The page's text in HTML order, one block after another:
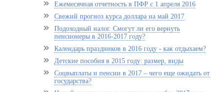
Ежемесячная отчетность в ПФР с 1 апреля 2016
Свежий прогноз курса доллара на май 2017
Подоходный налог. Смогут ли его вернуть
пенсионеры в 2016-2017 году?
Календарь праздников в 2016 году - как отдыхаем?
Детские пособия в 2015 году: размер, виды
Соцвыплаты и пенсии в 2017 – чего еще ожидать от
государства?